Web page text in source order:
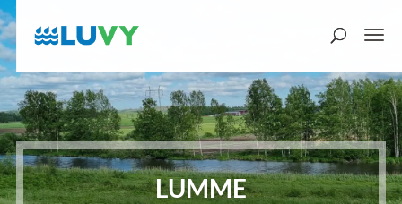
LUMME